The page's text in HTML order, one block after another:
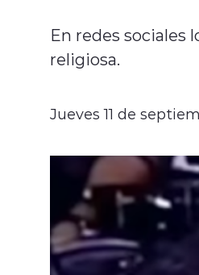
En redes sociales
religiosa.
Jueves 11 de